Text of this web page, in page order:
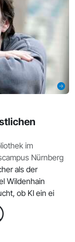
im
Nürnberg
als der
Wildenhain
ob KI ein ei